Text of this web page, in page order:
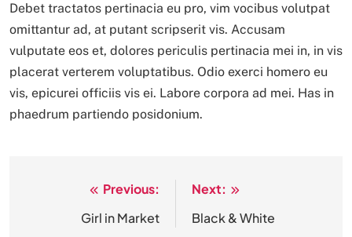
Debet tractatos pertinacia eu pro, vim vocibus volutpat
omittantur ad, at putant scripserit vis. Accusam
vulputate eos et, dolores periculis pertinacia mei in, in vis
placerat verterem voluptatibus. Odio exerci homero eu
vis, epicurei officiis vis ei. Labore corpora ad mei. Has in
phaedrum partiendo posidonium.
navigation
Previous:
Girl in Market
Next:
Black & White